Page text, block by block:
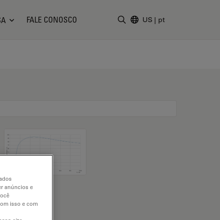
FALE CONOSCO US | pt
anúncios e
isso e com